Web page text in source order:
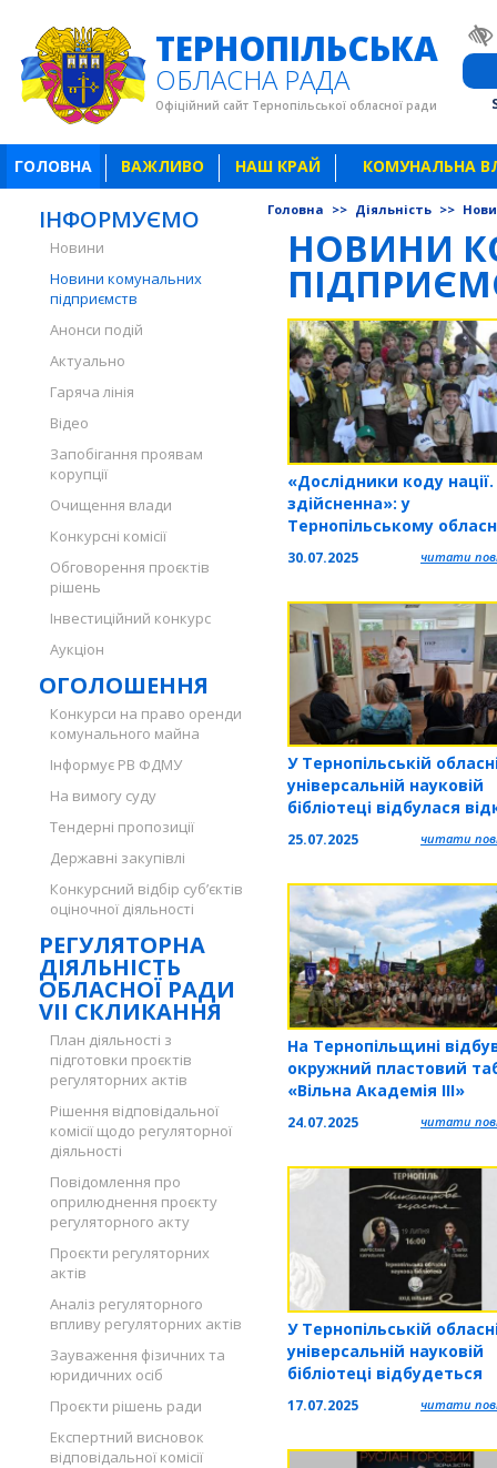
ТЕРНОПІЛЬСЬКА
ОБЛАСНА РАДА
Офіційний сайт Тернопільської обласної ради
ГОЛОВНА ВАЖЛИВО НАШ КРАЙ КОМУНАЛЬНА
ІНФОРМУЄМО
Новини
Новини комунальних
підприємств
Анонси подій
Актуально
Гаряча лінія
Відео
Запобігання проявам
корупції
Очищення влади
Конкурсні комісії
Обговорення проєктів
рішень
Інвестиційний конкурс
Аукціон
ОГОЛОШЕННЯ
Конкурси на право оренди
комунального майна
Інформує РВ ФДМУ
На вимогу суду
Тендерні пропозиції
Державні закупівлі
Конкурсний відбір суб’єктів
оціночної діяльності
РЕГУЛЯТОРНА
ДІЯЛЬНІСТЬ
ОБЛАСНОЇ РАДИ
VII СКЛИКАННЯ
План діяльності з
підготовки проєктів
регуляторних актів
Рішення відповідальної
комісії щодо регуляторної
діяльності
Повідомлення про
оприлюднення проєкту
регуляторного акту
Проєкти регуляторних
актів
Аналіз регуляторного
впливу регуляторних актів
Зауваження фізичних та
юридичних осіб
Проєкти рішень ради
Експертний висновок
відповідальної комісії
Головна >> Діяльність >>
НОВИНИ
«Дослідники коду нації.
здійсненна»: у
Тернопільському
центрі відбувся
30.07.2025 читати
У Тернопільській
універсальній науковій
бібліотеці відбулася
інтерактивна лекція
25.07.2025 читати
На Тернопільщині
окружний пластовий
«Вільна Академія ІІІ»
24.07.2025 читати
У Тернопільській
універсальній науковій
бібліотеці відбудеться
Мирослави Кирильчук
17.07.2025 читати